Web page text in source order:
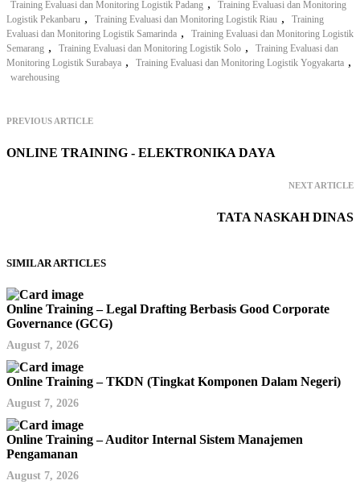
Training Evaluasi dan Monitoring Logistik Padang ,
Training Evaluasi dan Monitoring
Logistik Pekanbaru , Training Evaluasi dan Monitoring Logistik Riau ,
Training
Evaluasi dan Monitoring Logistik Samarinda ,
Training Evaluasi dan Monitoring Logistik
Semarang , Training Evaluasi dan Monitoring Logistik Solo ,
Training Evaluasi dan
Monitoring Logistik Surabaya , Training Evaluasi dan Monitoring Logistik Yogyakarta ,
warehousing
PREVIOUS ARTICLE
ONLINE TRAINING - ELEKTRONIKA DAYA
NEXT ARTICLE
TATA NASKAH DINAS
SIMILAR ARTICLES
Online Training – Legal Drafting Berbasis Good Corporate
Governance (GCG)
August 7, 2026
Online Training – TKDN (Tingkat Komponen Dalam Negeri)
August 7, 2026
Online Training – Auditor Internal Sistem Manajemen
Pengamanan
August 7, 2026